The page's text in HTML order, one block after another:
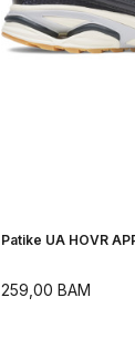
Patike UA HOVR
259,00 BAM